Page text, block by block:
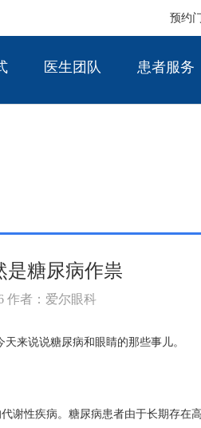
预约
医生团队 患者服务
是糖尿病作祟
作者：爱尔眼科
来说说糖尿病和眼睛的那些事儿。
谢性疾病。糖尿病患者由于长期存在